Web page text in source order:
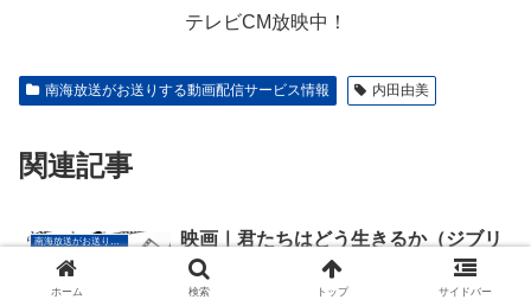
テレビCM放映中！
南海放送がお送りする動画配信サービス情報 内田由美
関連記事
南海放送がお送りする動画配信サービス情報
映画｜君たちはどう生きるか（ジブリ
作品）を配信している動画配信サブス
クは？視聴方法・無料期間まとめ
ホーム 検索 トップ サイドバー